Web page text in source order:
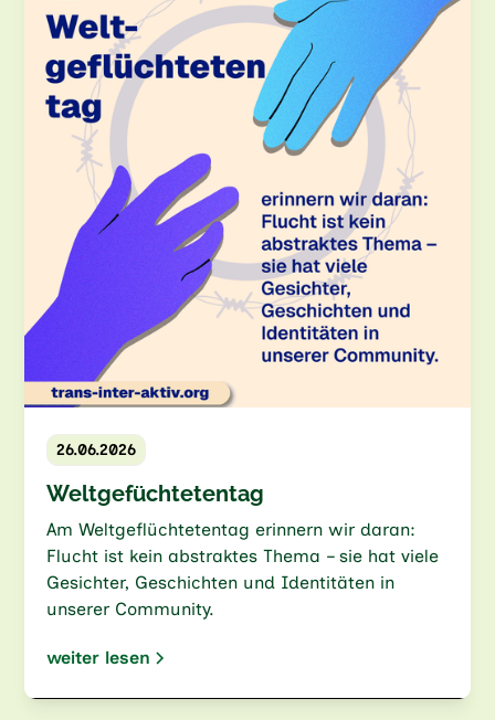
26.06.2026
Weltgefüchtetentag
Am Weltgeflüchtetentag erinnern wir daran:
Flucht ist kein abstraktes Thema – sie hat viele
Gesichter, Geschichten und Identitäten in
unserer Community.
weiter lesen